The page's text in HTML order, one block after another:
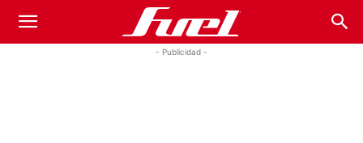
Fuel
- Publicidad -